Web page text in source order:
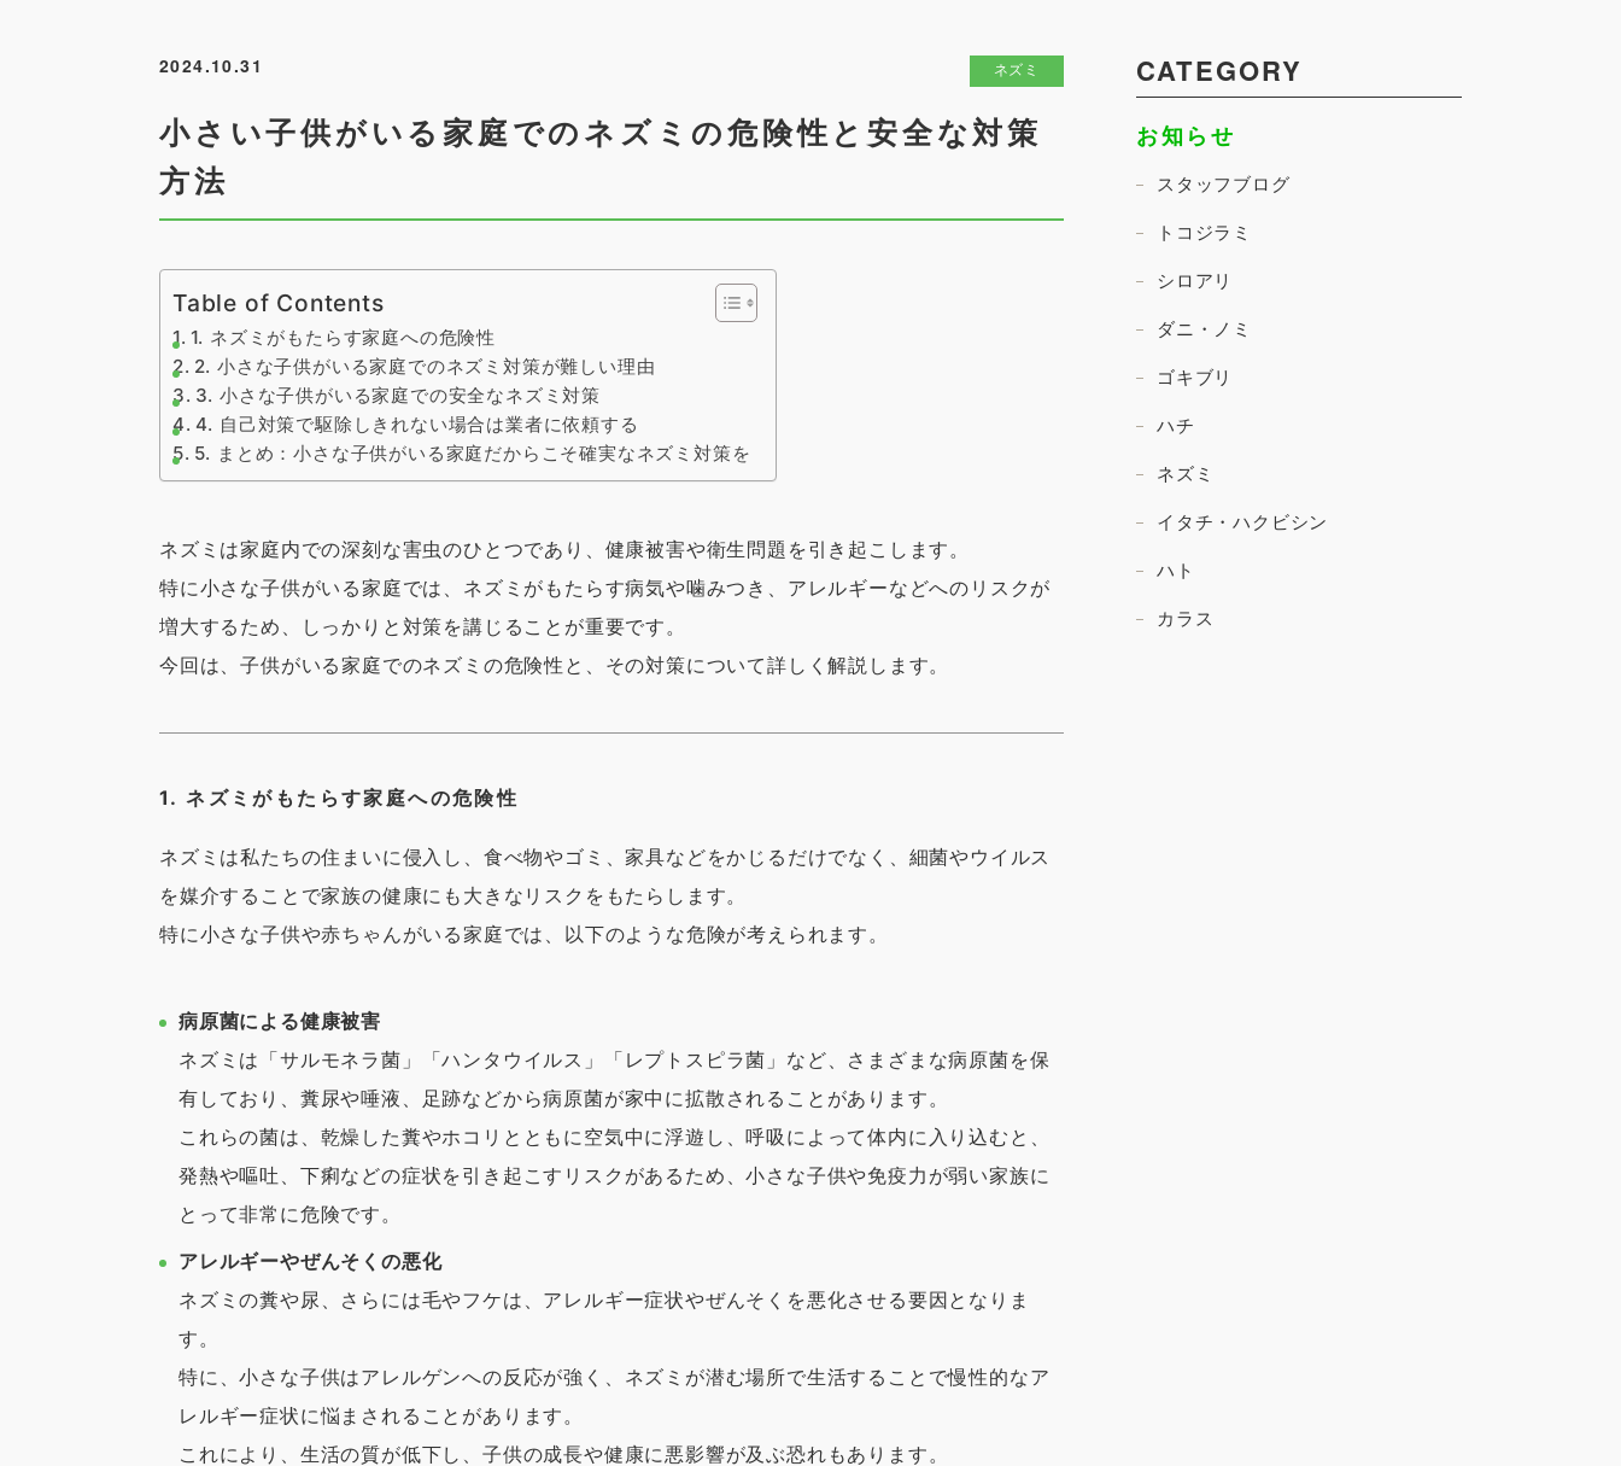
2024.10.31 ネズミ
小さい子供がいる家庭でのネズミの危険性と安全な対策
方法
Table of Contents
1. ネズミがもたらす家庭への危険性
2. 小さな子供がいる家庭でのネズミ対策が難しい理由
3. 小さな子供がいる家庭での安全なネズミ対策
4. 自己対策で駆除しきれない場合は業者に依頼する
5. まとめ：小さな子供がいる家庭だからこそ確実なネズミ対策を
ネズミは家庭内での深刻な害虫のひとつであり、健康被害や衛生問題を引き起こします。
特に小さな子供がいる家庭では、ネズミがもたらす病気や噛みつき、アレルギーなどへのリスクが
増大するため、しっかりと対策を講じることが重要です。
今回は、子供がいる家庭でのネズミの危険性と、その対策について詳しく解説します。
1. ネズミがもたらす家庭への危険性
ネズミは私たちの住まいに侵入し、食べ物やゴミ、家具などをかじるだけでなく、細菌やウイルス
を媒介することで家族の健康にも大きなリスクをもたらします。
特に小さな子供や赤ちゃんがいる家庭では、以下のような危険が考えられます。
病原菌による健康被害
ネズミは「サルモネラ菌」「ハンタウイルス」「レプトスピラ菌」など、さまざまな病原菌を保
有しており、糞尿や唾液、足跡などから病原菌が家中に拡散されることがあります。
これらの菌は、乾燥した糞やホコリとともに空気中に浮遊し、呼吸によって体内に入り込むと、
発熱や嘔吐、下痢などの症状を引き起こすリスクがあるため、小さな子供や免疫力が弱い家族に
とって非常に危険です。
アレルギーやぜんそくの悪化
ネズミの糞や尿、さらには毛やフケは、アレルギー症状やぜんそくを悪化させる要因となりま
す。
特に、小さな子供はアレルゲンへの反応が強く、ネズミが潜む場所で生活することで慢性的なア
レルギー症状に悩まされることがあります。
これにより、生活の質が低下し、子供の成長や健康に悪影響が及ぶ恐れもあります。
CATEGORY
お知らせ
スタッフブログ
トコジラミ
シロアリ
ダニ・ノミ
ゴキブリ
ハチ
ネズミ
イタチ・ハクビシン
ハト
カラス